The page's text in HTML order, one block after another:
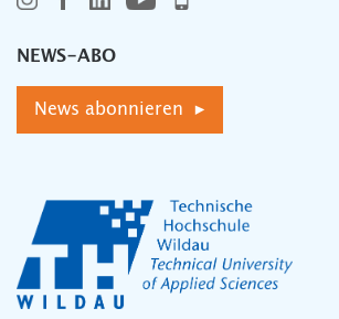
NEWS-ABO
News abonnieren ▸